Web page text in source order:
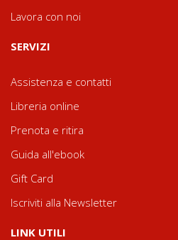
Lavora con noi
SERVIZI
Assistenza e contatti
Libreria online
Prenota e ritira
Guida all'ebook
Gift Card
Iscriviti alla Newsletter
LINK UTILI